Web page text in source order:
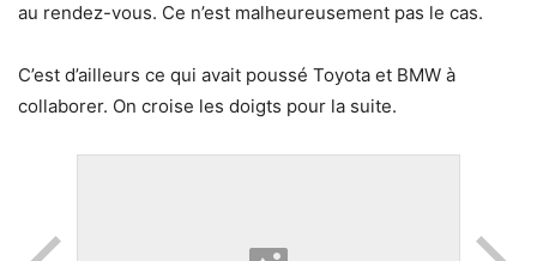
au rendez-vous. Ce n’est malheureusement pas le cas.
C’est d’ailleurs ce qui avait poussé Toyota et BMW à
collaborer. On croise les doigts pour la suite.